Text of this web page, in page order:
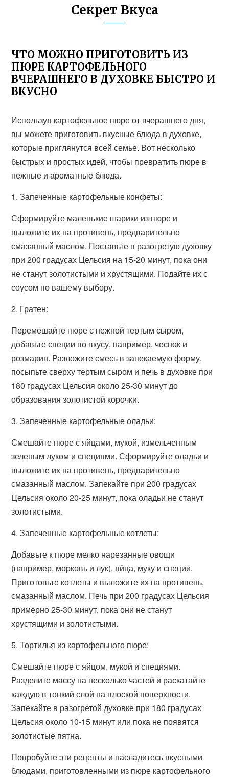
Секрет Вкуса
ЧТО МОЖНО ПРИГОТОВИТЬ ИЗ
ПЮРЕ КАРТОФЕЛЬНОГО
ВЧЕРАШНЕГО В ДУХОВКЕ БЫСТРО И
ВКУСНО
Используя картофельное пюре от вчерашнего дня,
вы можете приготовить вкусные блюда в духовке,
которые приглянутся всей семье. Вот несколько
быстрых и простых идей, чтобы превратить пюре в
нежные и ароматные блюда.
1. Запеченные картофельные конфеты:
Сформируйте маленькие шарики из пюре и
выложите их на противень, предварительно
смазанный маслом. Поставьте в разогретую духовку
при 200 градусах Цельсия на 15-20 минут, пока они
не станут золотистыми и хрустящими. Подайте их с
соусом по вашему выбору.
2. Гратен:
Перемешайте пюре с нежной тертым сыром,
добавьте специи по вкусу, например, чеснок и
розмарин. Разложите смесь в запекаемую форму,
посыпьте сверху тертым сыром и печь в духовке при
180 градусах Цельсия около 25-30 минут до
образования золотистой корочки.
3. Запеченные картофельные оладьи:
Смешайте пюре с яйцами, мукой, измельченным
зеленым луком и специями. Сформируйте оладьи и
выложите их на противень, предварительно
смазанный маслом. Запекайте при 200 градусах
Цельсия около 20-25 минут, пока оладьи не станут
золотистыми.
4. Запеченные картофельные котлеты:
Добавьте к пюре мелко нарезанные овощи
(например, морковь и лук), яйца, муку и специи.
Приготовьте котлеты и выложите их на противень,
смазанный маслом. Печь при 200 градусах Цельсия
примерно 25-30 минут, пока они не станут
хрустящими и золотистыми.
5. Тортилья из картофельного пюре:
Смешайте пюре с яйцом, мукой и специями.
Разделите массу на несколько частей и раскатайте
каждую в тонкий слой на плоской поверхности.
Запекайте в разогретой духовке при 180 градусах
Цельсия около 10-15 минут или пока не появятся
золотистые пятна.
Попробуйте эти рецепты и насладитесь вкусными
блюдами, приготовленными из пюре картофельного